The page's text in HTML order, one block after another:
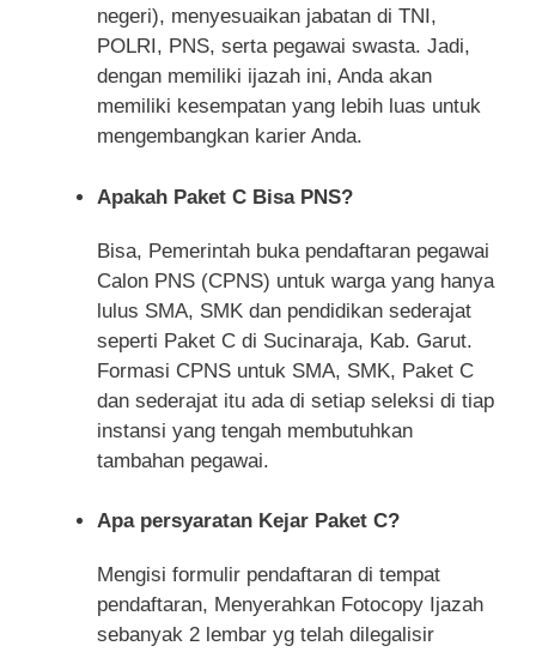
negeri), menyesuaikan jabatan di TNI,
POLRI, PNS, serta pegawai swasta. Jadi,
dengan memiliki ijazah ini, Anda akan
memiliki kesempatan yang lebih luas untuk
mengembangkan karier Anda.
Apakah Paket C Bisa PNS?
Bisa, Pemerintah buka pendaftaran pegawai
Calon PNS (CPNS) untuk warga yang hanya
lulus SMA, SMK dan pendidikan sederajat
seperti Paket C di Sucinaraja, Kab. Garut.
Formasi CPNS untuk SMA, SMK, Paket C
dan sederajat itu ada di setiap seleksi di tiap
instansi yang tengah membutuhkan
tambahan pegawai.
Apa persyaratan Kejar Paket C?
Mengisi formulir pendaftaran di tempat
pendaftaran, Menyerahkan Fotocopy Ijazah
sebanyak 2 lembar yg telah dilegalisir